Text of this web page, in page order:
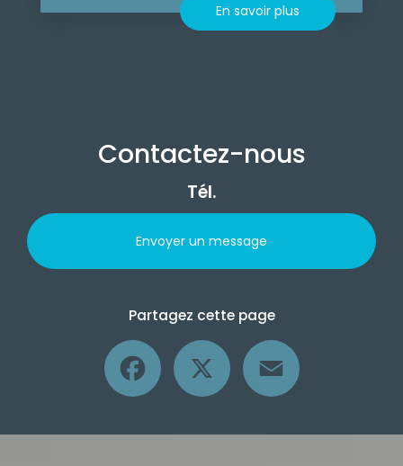
En savoir plus
Contactez-nous
Tél.
Envoyer un message
Partagez cette page
Facebook